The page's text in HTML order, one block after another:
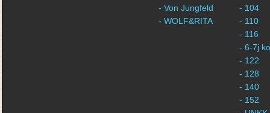
- Von Jungfeld
- WOLF&RITA
- 104
- 110
- 116
- 6-7j
- 122
- 128
- 140
- 152